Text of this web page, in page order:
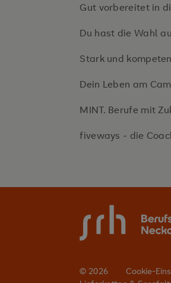
Gut vorbereitet in
Du hast die Wahl
Stark und
Dein Leben am
MINT. Berufe mit
fiveways - die
© 2026 Cookie-